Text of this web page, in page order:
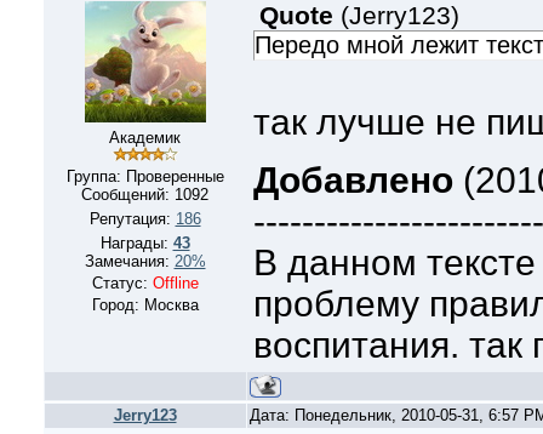
Академик
Группа: Проверенные
Сообщений: 1092
Репутация: 186
Награды: 43
Замечания: 20%
Статус: Offline
Город: Москва
Quote (Jerry123)
Передо мной лежит
так лучше не
Добавлено
В данном
проблему
воспитания. так
Jerry123
Дата: Понедельник, 2010-05-31, 6:57